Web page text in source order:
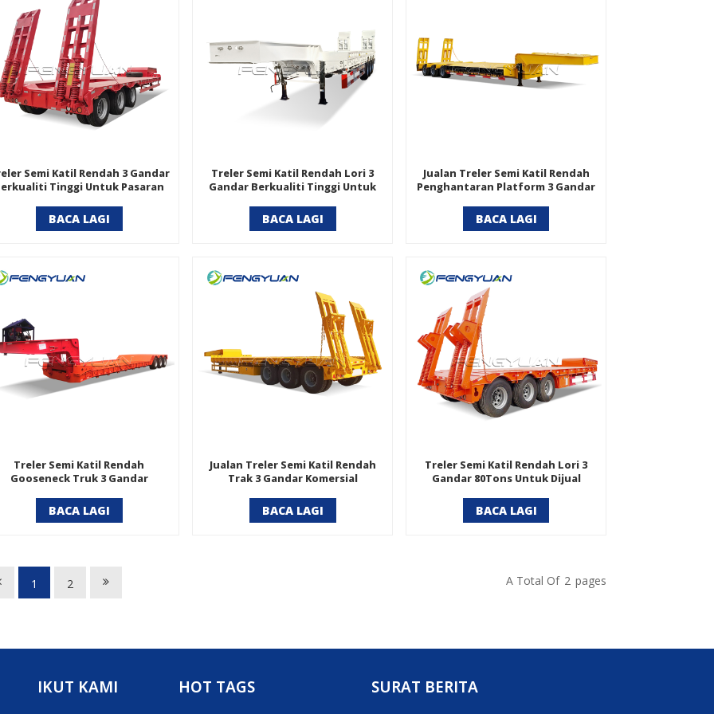
Semi Katil Rendah 3 Gandar
Tinggi Untuk Pasaran
BACA LAGI
Treler Semi Katil Rendah Lori 3
Gandar Berkualiti Tinggi Untuk
BACA LAGI
Jualan Treler Semi Katil Rendah
Penghantaran Platform 3 Gandar
BACA LAGI
Treler Semi Katil Rendah
Gooseneck Truk 3 Gandar
BACA LAGI
Jualan Treler Semi Katil Rendah
Trak 3 Gandar Komersial
BACA LAGI
Treler Semi Katil Rendah Lori 3
Gandar 80Tons Untuk Dijual
BACA LAGI
1 2 A Total Of 2 Pages
IKUT KAMI HOT TAGS SURAT BERITA